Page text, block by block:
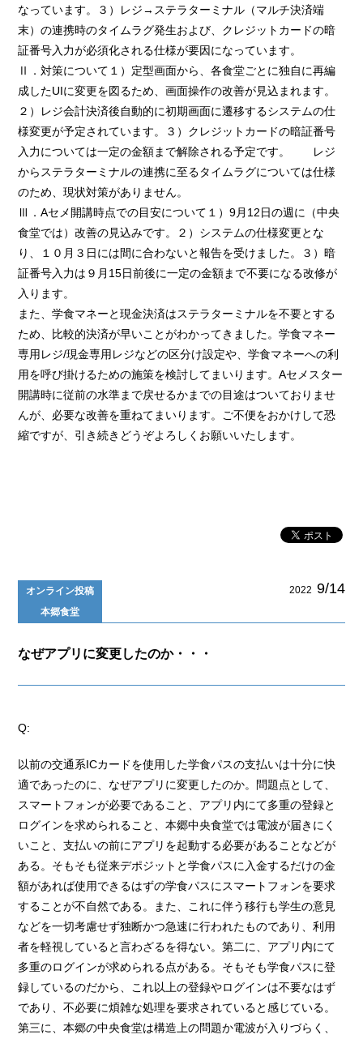
なっています。３）レジ→ステラターミナル（マルチ決済端
末）の連携時のタイムラグ発生および、クレジットカードの暗
証番号入力が必須化される仕様が要因になっています。
Ⅱ．対策について１）定型画面から、各食堂ごとに独自に再編
成したUIに変更を図るため、画面操作の改善が見込まれます。
２）レジ会計決済後自動的に初期画面に遷移するシステムの仕
様変更が予定されています。３）クレジットカードの暗証番号
入力については一定の金額まで解除される予定です。 レジ
からステラターミナルの連携に至るタイムラグについては仕様
のため、現状対策がありません。
Ⅲ．Aセメ開講時点での目安について１）9月12日の週に（中央
食堂では）改善の見込みです。２）システムの仕様変更とな
り、１０月３日には間に合わないと報告を受けました。３）暗
証番号入力は９月15日前後に一定の金額まで不要になる改修が
入ります。
また、学食マネーと現金決済はステラターミナルを不要とする
ため、比較的決済が早いことがわかってきました。学食マネー
専用レジ/現金専用レジなどの区分け設定や、学食マネーへの利
用を呼び掛けるための施策を検討してまいります。Aセメスター
開講時に従前の水準まで戻せるかまでの目途はついておりませ
んが、必要な改善を重ねてまいります。ご不便をおかけして恐
縮ですが、引き続きどうぞよろしくお願いいたします。
オンライン投稿
本郷食堂
2022 9/14
なぜアプリに変更したのか・・・
Q:
以前の交通系ICカードを使用した学食パスの支払いは十分に快
適であったのに、なぜアプリに変更したのか。問題点として、
スマートフォンが必要であること、アプリ内にて多重の登録と
ログインを求められること、本郷中央食堂では電波が届きにく
いこと、支払いの前にアプリを起動する必要があることなどが
ある。そもそも従来デポジットと学食パスに入金するだけの金
額があれば使用できるはずの学食パスにスマートフォンを要求
することが不自然である。また、これに伴う移行も学生の意見
などを一切考慮せず独断かつ急速に行われたものであり、利用
者を軽視していると言わざるを得ない。第二に、アプリ内にて
多重のログインが求められる点がある。そもそも学食パスに登
録しているのだから、これ以上の登録やログインは不要なはず
であり、不必要に煩雑な処理を要求されていると感じている。
第三に、本郷の中央食堂は構造上の問題か電波が入りづらく、